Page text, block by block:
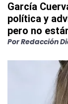
García
política y
pero no
PorRedacción